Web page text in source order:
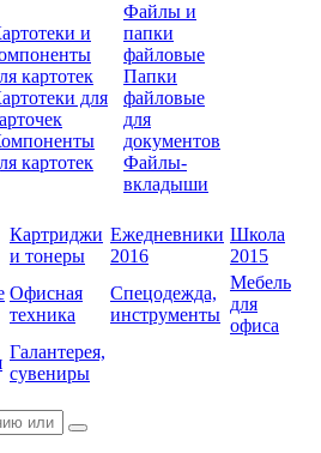
и
картотек
для
картотек
Файлы и
папки
файловые
Папки
файловые
для
документов
Файлы-
вкладыши
Картриджи
и тонеры
Ежедневники
2016
Школа
2015
Офисная
техника
Спецодежда,
инструменты
Мебель
для
офиса
Галантерея,
сувениры